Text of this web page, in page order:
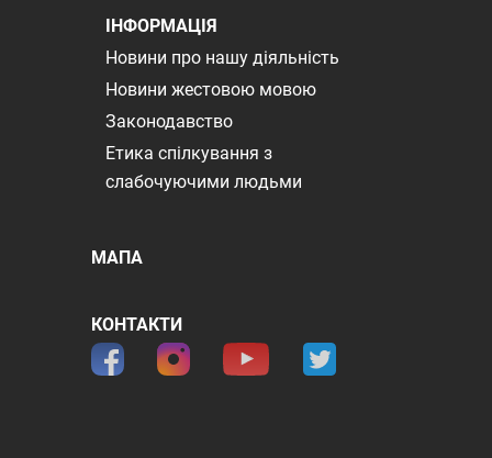
ІНФОРМАЦІЯ
Новини про нашу діяльність
Новини жестовою мовою
Законодавство
Етика спілкування з
слабочуючими людьми
МАПА
КОНТАКТИ